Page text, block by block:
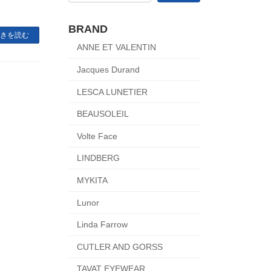
を読む
BRAND
ANNE ET VALENTIN
Jacques Durand
LESCA LUNETIER
BEAUSOLEIL
Volte Face
LINDBERG
MYKITA
Lunor
Linda Farrow
CUTLER AND GORSS
TAVAT EYEWEAR